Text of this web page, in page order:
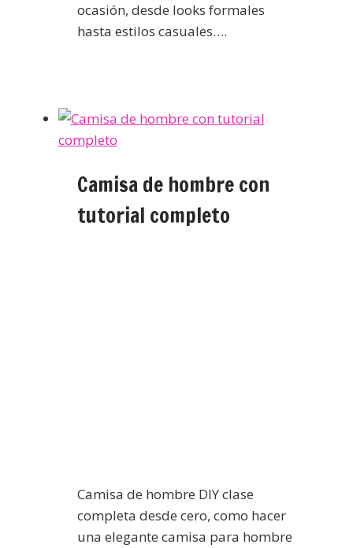
ocasión, desde looks formales
hasta estilos casuales….
Camisa de hombre con
tutorial completo
Camisa de hombre DIY clase
completa desde cero, como hacer
una elegante camisa para hombre